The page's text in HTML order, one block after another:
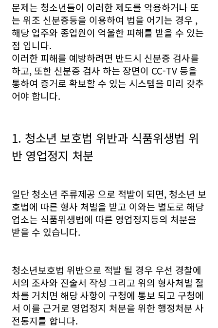
문제는 청소년들이 이러한 제도를 악용하거나 또
는 위조 신분증등을 이용하여 법을 어기는 경우 ,
해당 업주와 종업원이 억울한 피해를 받을 수 있는
점 입니다.
이러한 피해를 예방하려면 반드시 신분증 검사를
하고, 또한 신분증 검사 하는 장면이 CC-TV 등을
통하여 증거로 확보할 수 있는 시스템을 미리 갖추
어야 합니다.
1. 청소년 보호법 위반과 식품위생법 위
반 영업정지 처분
일단 청소년 주류제공 으로 적발이 되면, 청소년 보
호법에 따른 형사 처벌을 받고 이와는 별도로 해당
업소는 식품위생법에 따른 영업정지등의 처분을
받을 수 있습니다.
청소년보호법 위반으로 적발 될 경우 우선 경찰에
서의 조사와 진술서 작성 그리고 위의 형사처벌 절
차를 거치면 해당 사항이 구청에 통보 되고 구청에
서 이를 근거로 영업정지 처분을 위한 행정처분 사
전통지를 합니다.